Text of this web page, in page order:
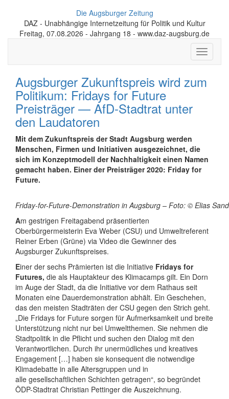
Die Augsburger Zeitung
DAZ - Unabhängige Internetzeitung für Politik und Kultur
Freitag, 07.08.2026 - Jahrgang 18 - www.daz-augsburg.de
Toggle
Augsburger Zukunftspreis wird zum
Politikum: Fridays for Future
Preisträger — AfD-Stadtrat unter
den Laudatoren
Mit dem Zukunftspreis der Stadt Augsburg werden
Menschen, Firmen und Initiativen ausgezeichnet, die
sich im Konzeptmodell der Nachhaltigkeit einen Namen
gemacht haben. Einer der Preisträger 2020: Friday for
Future.
Friday-for-Future-Demonstration in Augsburg – Foto: © Elias
Am gestrigen Freitagabend präsentierten
Oberbürgermeisterin Eva Weber (CSU) und Umweltreferent
Reiner Erben (Grüne) via Video die Gewinner des
Augsburger Zukunftspreises.
Einer der sechs Prämierten ist die Initiative Fridays for
Futures, die als Hauptakteur des Klimacamps gilt. Ein Dorn
im Auge der Stadt, da die Initiative vor dem Rathaus seit
Monaten eine Dauerdemonstration abhält. Ein Geschehen,
das den meisten Stadträten der CSU gegen den Strich geht.
„Die Fridays for Future sorgen für Aufmerksamkeit und breite
Unterstützung nicht nur bei Umweltthemen. Sie nehmen die
Stadtpolitik in die Pflicht und suchen den Dialog mit den
Verantwortlichen. Durch ihr unermüdliches und kreatives
Engagement […] haben sie konsequent die notwendige
Klimadebatte in alle Altersgruppen und in
alle gesellschaftlichen Schichten getragen“, so begründet
ÖDP-Stadtrat Christian Pettinger die Auszeichnung.